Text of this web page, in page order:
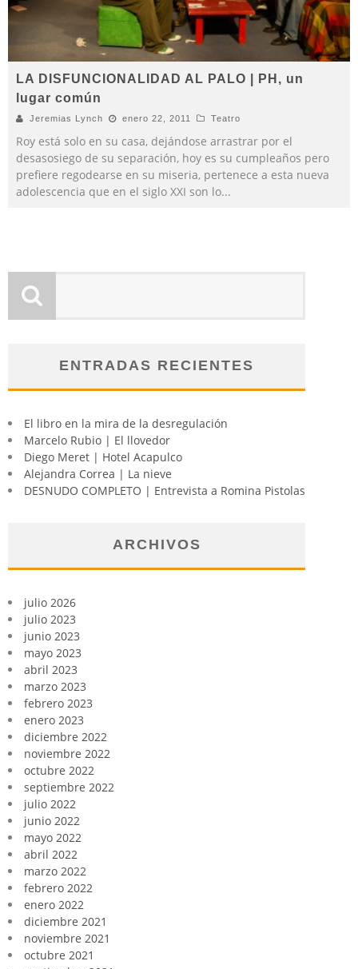
LA DISFUNCIONALIDAD AL PALO | PH, un
lugar común
Jeremias Lynch enero 22, 2011 Teatro
Roy está solo en su casa, dejándose arrastrar por el
desasosiego de su separación, hoy es su cumpleaños pero
prefiere regodearse en su miseria, pertenece a esta nueva
adolescencia que en el siglo XXI son lo...
ENTRADAS RECIENTES
El libro en la mira de la desregulación
Marcelo Rubio | El llovedor
Diego Meret | Hotel Acapulco
Alejandra Correa | La nieve
DESNUDO COMPLETO | Entrevista a Romina Pistolas
ARCHIVOS
julio 2026
julio 2023
junio 2023
mayo 2023
abril 2023
marzo 2023
febrero 2023
enero 2023
diciembre 2022
noviembre 2022
octubre 2022
septiembre 2022
julio 2022
junio 2022
mayo 2022
abril 2022
marzo 2022
febrero 2022
enero 2022
diciembre 2021
noviembre 2021
octubre 2021